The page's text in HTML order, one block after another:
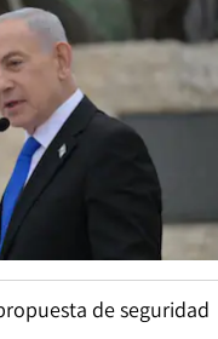
de seguridad